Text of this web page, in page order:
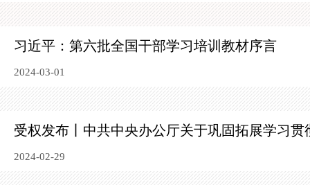
习近平：第六批全国干部学习培训教材序言
2024-03-01
受权发布丨中共中央办公厅关于巩固拓展学习
2024-02-29